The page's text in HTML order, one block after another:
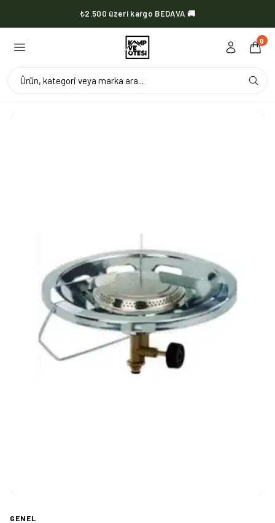
₺2.500 üzeri kargo BEDAVA 🚚
KVOX ürünlerinde kargo her zaman bedava 🔥
0
Ürün, kategori veya marka ara...
GENEL